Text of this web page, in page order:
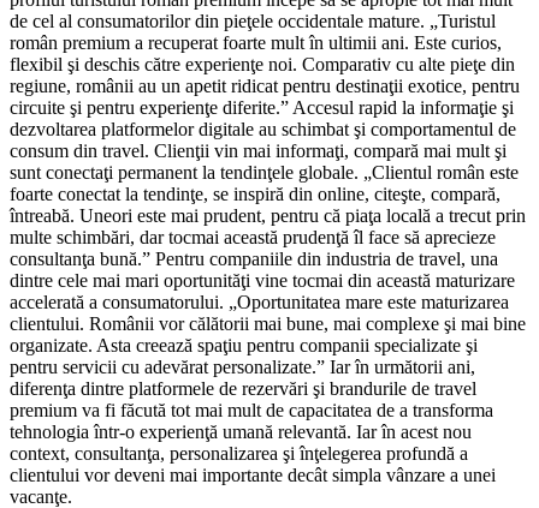
de cel al consumatorilor din pieţele occidentale mature. „Turistul
român premium a recuperat foarte mult în ultimii ani. Este curios,
flexibil şi deschis către experienţe noi. Comparativ cu alte pieţe din
regiune, românii au un apetit ridicat pentru destinaţii exotice, pentru
circuite şi pentru experienţe diferite.” Accesul rapid la informaţie şi
dezvoltarea platformelor digitale au schimbat şi comportamentul de
consum din travel. Clienţii vin mai informaţi, compară mai mult şi
sunt conectaţi permanent la tendinţele globale. „Clientul român este
foarte conectat la tendinţe, se inspiră din online, citeşte, compară,
întreabă. Uneori este mai prudent, pentru că piaţa locală a trecut prin
multe schimbări, dar tocmai această prudenţă îl face să aprecieze
consultanţa bună.” Pentru companiile din industria de travel, una
dintre cele mai mari oportunităţi vine tocmai din această maturizare
accelerată a consumatorului. „Oportunitatea mare este maturizarea
clientului. Românii vor călătorii mai bune, mai complexe şi mai bine
organizate. Asta creează spaţiu pentru companii specializate şi
pentru servicii cu adevărat personalizate.” Iar în următorii ani,
diferenţa dintre platformele de rezervări şi brandurile de travel
premium va fi făcută tot mai mult de capacitatea de a transforma
tehnologia într-o experienţă umană relevantă. Iar în acest nou
context, consultanţa, personalizarea şi înţelegerea profundă a
clientului vor deveni mai importante decât simpla vânzare a unei
vacanţe.